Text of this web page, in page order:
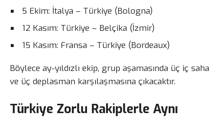
5 Ekim: İtalya – Türkiye (Bologna)
12 Kasım: Türkiye – Belçika (İzmir)
15 Kasım: Fransa – Türkiye (Bordeaux)
Böylece ay-yıldızlı ekip, grup aşamasında üç iç saha
ve üç deplasman karşılaşmasına çıkacaktır.
Türkiye Zorlu Rakiplerle Aynı